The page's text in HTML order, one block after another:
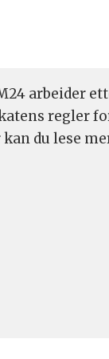
arbeider
regler
kan du lese